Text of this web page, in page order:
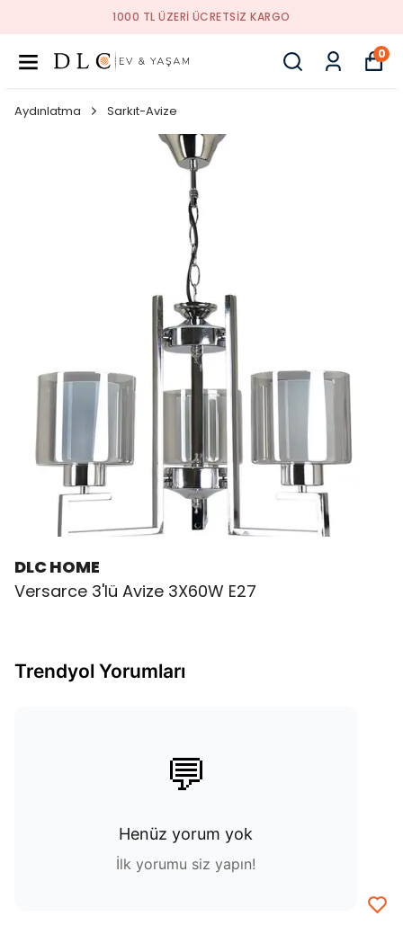
1000 TL ÜZERI ÜCRETSIZ KARGO
0
Aydınlatma Sarkıt-Avize
DLC HOME
Versarce 3'lü Avize 3X60W E27
Trendyol Yorumları
💬
Henüz yorum yok
İlk yorumu siz yapın!